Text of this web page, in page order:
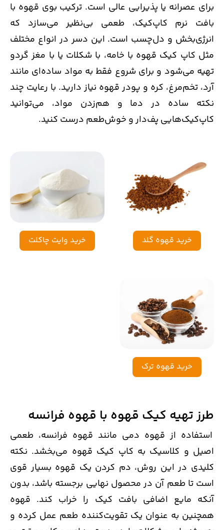
برای عصرانه یا پذیرایی عالی است. ترکیب بوی قهوه با
بافت نرم کاپ‌کیک، طعمی بی‌نظیر می‌سازد که
انرژی‌بخش و دل‌چسب است. این دسر در انواع مختلف
مثل کاپ کیک قهوه با خامه، با شکلات یا با مغز گردو
تهیه می‌شود و برای شروع فقط به مواد ساده‌ای مانند
آرد، تخم‌مرغ، کره و پودر قهوه نیاز دارید. با رعایت چند
نکته ساده در دما و هم‌زدن مواد، می‌توانید
کاپ‌کیک‌هایی پف‌دار و خوش‌طعم درست کنید.
خرید قهوه گلد خرید وایت چاکلت
خرید قهوه ترک
طرز تهیه کیک قهوه با قهوه فرانسه
استفاده از قهوه دمی مانند قهوه فرانسه، طعمی
اصیل و کلاسیک به کاپ کیک قهوه می‌بخشد. نکته
کلیدی در این روش، دم کردن یک قهوه بسیار قوی
است تا طعم آن در محصول نهایی برجسته باشد، بدون
آنکه مایع اضافی بافت کیک را خراب کند. قهوه
همچنین به عنوان یک تقویت‌کننده طعم عمل کرده و